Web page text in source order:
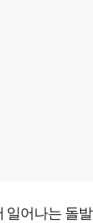
일어나는 돌발